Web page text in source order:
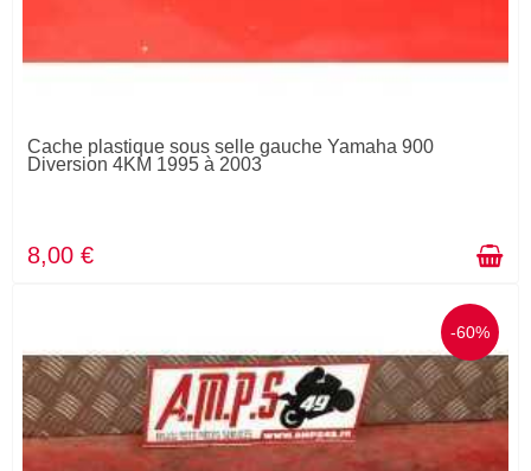
Cache plastique sous selle gauche Yamaha 900
Diversion 4KM 1995 à 2003
8,00 €
-60%